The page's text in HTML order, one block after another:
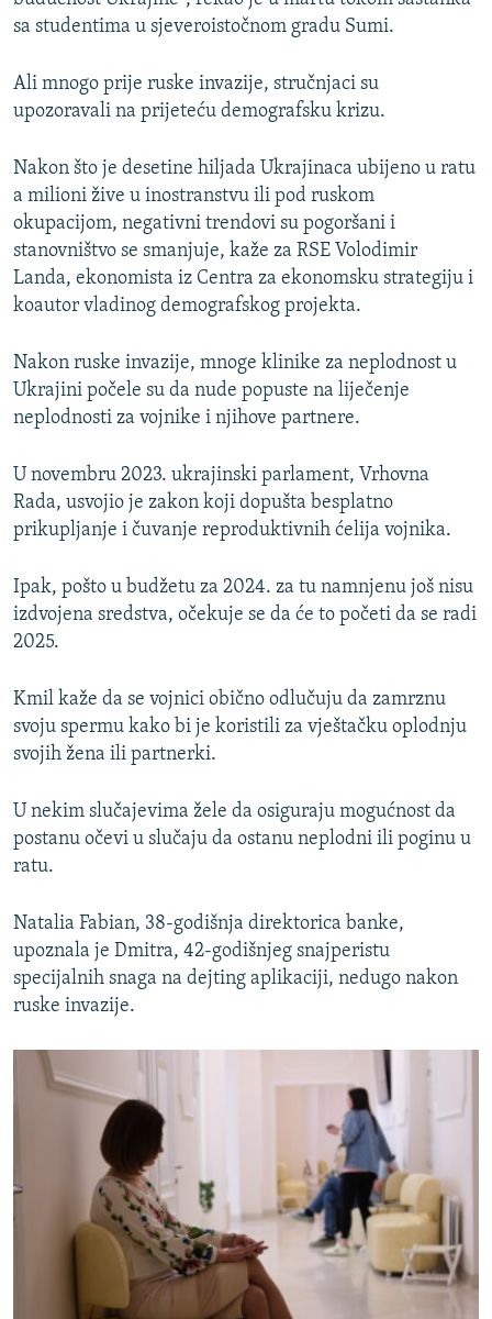
sa studentima u sjeveroistočnom gradu Sumi.
Ali mnogo prije ruske invazije, stručnjaci su
upozoravali na prijeteću demografsku krizu.
Nakon što je desetine hiljada Ukrajinaca ubijeno u ratu
a milioni žive u inostranstvu ili pod ruskom
okupacijom, negativni trendovi su pogoršani i
stanovništvo se smanjuje, kaže za RSE Volodimir
Landa, ekonomista iz Centra za ekonomsku strategiju i
koautor vladinog demografskog projekta.
Nakon ruske invazije, mnoge klinike za neplodnost u
Ukrajini počele su da nude popuste na liječenje
neplodnosti za vojnike i njihove partnere.
U novembru 2023. ukrajinski parlament, Vrhovna
Rada, usvojio je zakon koji dopušta besplatno
prikupljanje i čuvanje reproduktivnih ćelija vojnika.
Ipak, pošto u budžetu za 2024. za tu namnjenu još nisu
izdvojena sredstva, očekuje se da će to početi da se radi
2025.
Kmil kaže da se vojnici obično odlučuju da zamrznu
svoju spermu kako bi je koristili za vještačku oplodnju
svojih žena ili partnerki.
U nekim slučajevima žele da osiguraju mogućnost da
postanu očevi u slučaju da ostanu neplodni ili poginu u
ratu.
Natalia Fabian, 38-godišnja direktorica banke,
upoznala je Dmitra, 42-godišnjeg snajperistu
specijalnih snaga na dejting aplikaciji, nedugo nakon
ruske invazije.